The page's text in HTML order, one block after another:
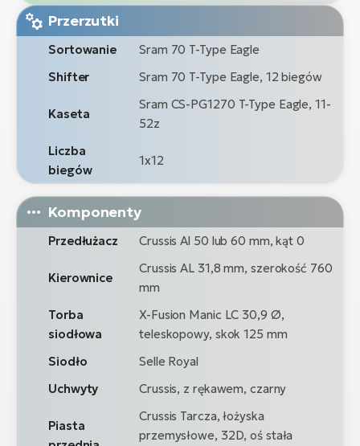
Przerzutki
Sortowanie
Sram 70 T-Type Eagle
Shifter
Sram 70 T-Type Eagle, 12 biegów
Kaseta
Sram CS-PG1270 T-Type Eagle, 11-
52z
Liczba
biegów
1x12
Komponenty
Przedłużacz Crussis Al 50 lub 60 mm, kąt 0
Kierownice
Crussis AL 31,8 mm, szerokość 760
mm
Torba
siodłowa
X-Fusion Manic LC 30,9 Ø,
teleskopowy, skok 125 mm
Siodło
Selle Royal
Uchwyty
Crussis, z rękawem, czarny
Piasta
Crussis Tarcza, łożyska
przemysłowe, 32D, oś stała